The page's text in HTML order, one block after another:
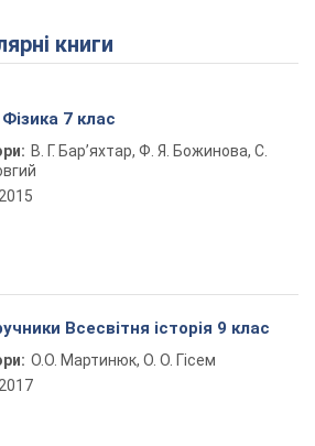
книги
7 клас
В. Г. Бар’яхтар, Ф. Я. Божинова, С.
2015
Всесвітня історія 9 клас
О.О. Мартинюк, О. О. Гісем
2017